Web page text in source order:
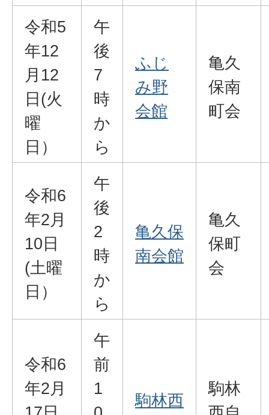
令和5
年12
月12
日(火
曜
日）
午
後
7
時
か
ら
ふじ
み野
会館
亀久
保南
町会
令和6
年2月
10日
(土曜
日）
午
後
2
時
か
ら
亀久保
南会館
亀久
保町
会
令和6
年2月
午
前
1
駒林西
駒林